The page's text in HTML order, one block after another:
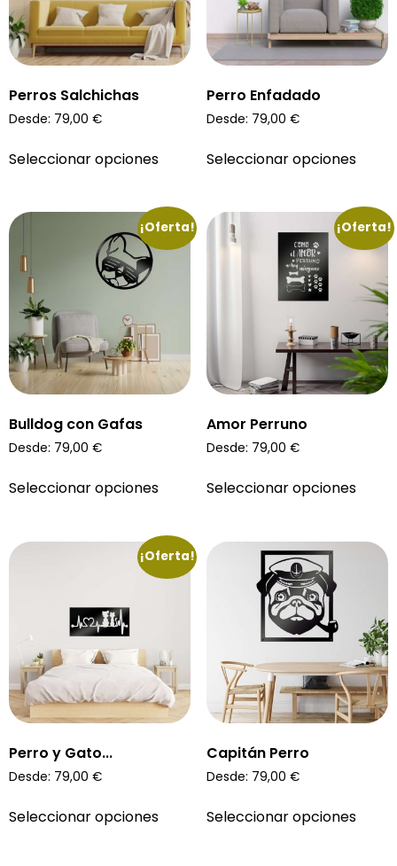
Perros Salchichas
Desde: 79,00 €
Seleccionar opciones
Perro Enfadado
Desde: 79,00 €
Seleccionar opciones
¡Oferta!
Bulldog con Gafas
Desde: 79,00 €
Seleccionar opciones
¡Oferta!
Amor Perruno
Desde: 79,00 €
Seleccionar opciones
¡Oferta!
Perro y Gato...
Desde: 79,00 €
Seleccionar opciones
Capitán Perro
Desde: 79,00 €
Seleccionar opciones